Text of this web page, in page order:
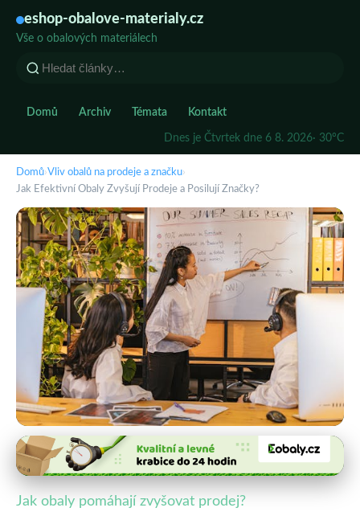
eshop-obalove-materialy.cz
Vše o obalových materiálech
Domů Archiv Témata Kontakt
Dnes je Čtvrtek dne 6 8. 2026· 30°C
Domů›Vliv obalů na prodeje a značku›
Jak Efektivní Obaly Zvyšují Prodeje a Posilují Značky?
Vliv obalů na prodeje a značku
Jak Efektivní Obaly Zvyšují
Jak obaly pomáhají zvyšovat prodej?